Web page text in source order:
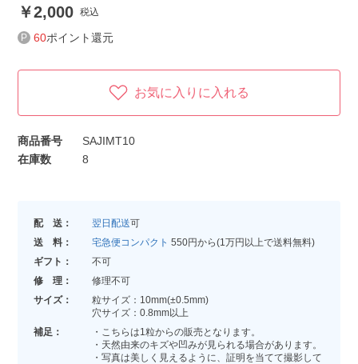
2,000 税込
60ポイント還元
お気に入りに入れる
商品番号
SAJIMT10
在庫数
8
配 送： 翌日配送可
送 料：
宅急便コンパクト 550円から(1万円以上で送料無料)
ギフト：
不可
修 理：
修理不可
サイズ：
粒サイズ：10mm(±0.5mm)
穴サイズ：0.8mm以上
補足：
・こちらは1粒からの販売となります。
・天然由来のキズや凹みが見られる場合があります。
・写真は美しく見えるように、証明を当てて撮影して